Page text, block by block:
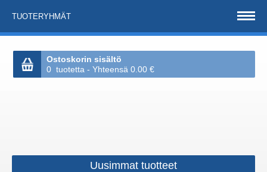
TUOTERYHMÄT
Ostoskorin sisältö
0 tuotetta - Yhteensä 0.00 €
Uusimmat tuotteet